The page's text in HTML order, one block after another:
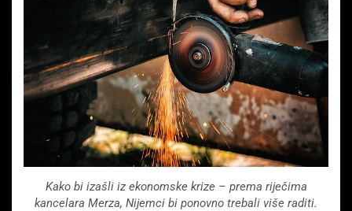
Kako bi izašli iz ekonomske krize – prema riječima
kancelara Merza, Nijemci bi ponovno trebali više raditi.